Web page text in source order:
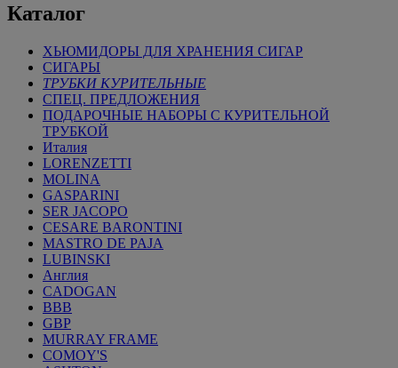
Каталог
ХЬЮМИДОРЫ ДЛЯ ХРАНЕНИЯ СИГАР
СИГАРЫ
ТРУБКИ КУРИТЕЛЬНЫЕ
СПЕЦ. ПРЕДЛОЖЕНИЯ
ПОДАРОЧНЫЕ НАБОРЫ С КУРИТЕЛЬНОЙ
ТРУБКОЙ
Италия
LORENZETTI
MOLINA
GASPARINI
SER JACOPO
CESARE BARONTINI
MASTRO DE PAJA
LUBINSKI
Англия
CADOGAN
BBB
GBP
MURRAY FRAME
COMOY'S